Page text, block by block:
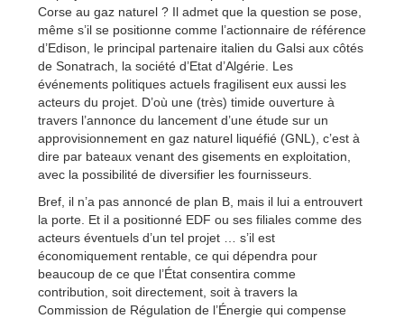
Corse au gaz naturel ? Il admet que la question se pose,
même s’il se positionne comme l’actionnaire de référence
d’Edison, le principal partenaire italien du Galsi aux côtés
de Sonatrach, la société d’Etat d’Algérie. Les
événements politiques actuels fragilisent eux aussi les
acteurs du projet. D’où une (très) timide ouverture à
travers l’annonce du lancement d’une étude sur un
approvisionnement en gaz naturel liquéfié (GNL), c’est à
dire par bateaux venant des gisements en exploitation,
avec la possibilité de diversifier les fournisseurs.
Bref, il n’a pas annoncé de plan B, mais il lui a entrouvert
la porte. Et il a positionné EDF ou ses filiales comme des
acteurs éventuels d’un tel projet … s’il est
économiquement rentable, ce qui dépendra pour
beaucoup de ce que l’État consentira comme
contribution, soit directement, soit à travers la
Commission de Régulation de l’Énergie qui compense